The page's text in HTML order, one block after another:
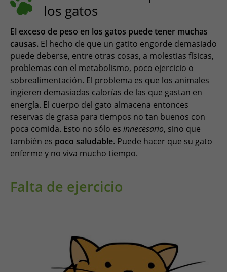
los gatos
El exceso de peso en los gatos puede tener muchas
causas. El hecho de que un gatito engorde demasiado
puede deberse, entre otras cosas, a molestias físicas,
problemas con el metabolismo, poco ejercicio o
sobrealimentación. El problema es que los animales
ingieren demasiadas calorías de las que gastan en
energía. El cuerpo del gato almacena entonces
reservas de grasa para tiempos no tan buenos con
poca comida. Esto no sólo es innecesario, sino que
también es poco saludable. Puede hacer que su gato
enferme y no viva mucho tiempo.
Falta de ejercicio